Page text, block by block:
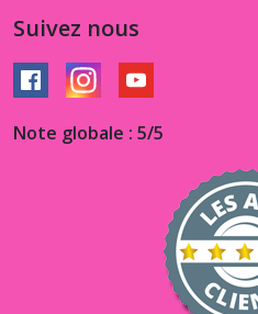
Suivez nous
Note globale : 5/5